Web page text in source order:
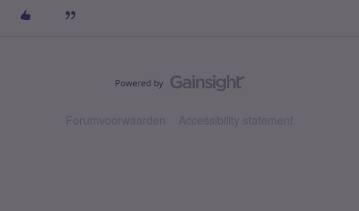
Forumvoorwaarden Accessibility statement